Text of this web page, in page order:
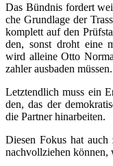
Das Bünd­nis for­dert
che Grund­la­ge der
kom­plett auf den
den, sonst droht eine
wird allei­ne Otto
zah­ler aus­ba­den müssen.
Letzt­end­lich muss ein
den, das der
die Part­ner hinarbeiten.
Die­sen Fokus hat auch
nach­voll­zie­hen kön­nen,